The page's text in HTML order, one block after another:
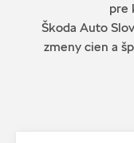
pre
Škoda Auto
zmeny cien a